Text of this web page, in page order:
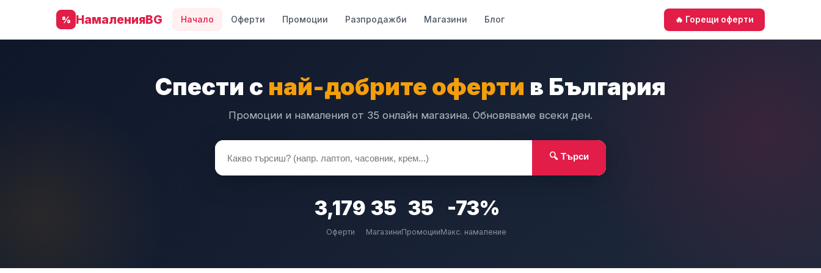
% НамаленияBG Начало Оферти Промоции Разпродажби Магазини Блог 🔥 Горещи оферти
Спести с най-добрите оферти в България
Промоции и намаления от 35 онлайн магазина. Обновяваме всеки ден.
🔍 Търси
3,179
Оферти
35
Магазини
35
Промоции
-73%
Макс. намаление